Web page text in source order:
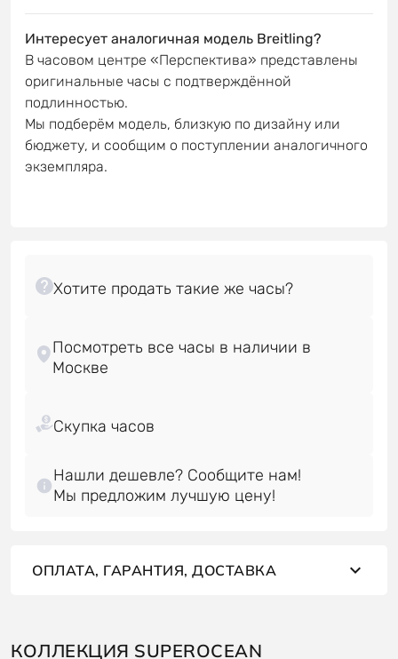
Интересует аналогичная модель Breitling?
В часовом центре «Перспектива» представлены
оригинальные часы с подтверждённой
подлинностью.
Мы подберём модель, близкую по дизайну или
бюджету, и сообщим о поступлении аналогичного
экземпляра.
Посмотреть все часы в наличии в
Нашли дешевле? Сообщите нам!
Мы предложим лучшую цену!
ОПЛАТА, ГАРАНТИЯ, ДОСТАВКА
КОЛЛЕКЦИЯ SUPEROCEAN